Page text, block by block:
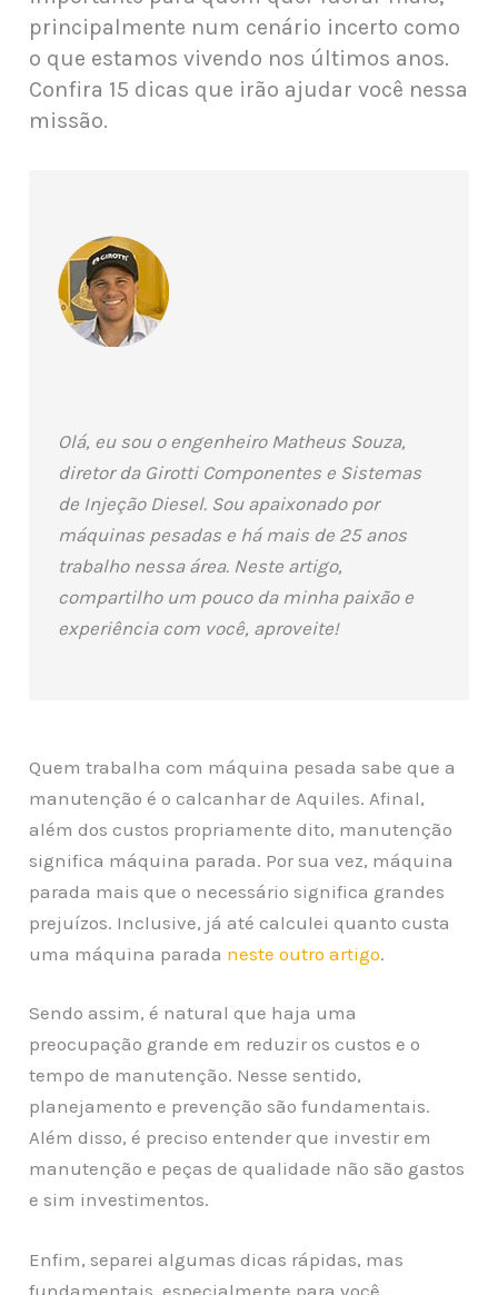
principalmente num cenário incerto como
o que estamos vivendo nos últimos anos.
Confira 15 dicas que irão ajudar você nessa
missão.
Olá, eu sou o engenheiro Matheus Souza,
diretor da Girotti Componentes e Sistemas
de Injeção Diesel. Sou apaixonado por
máquinas pesadas e há mais de 25 anos
trabalho nessa área. Neste artigo,
compartilho um pouco da minha paixão e
experiência com você, aproveite!
Quem trabalha com máquina pesada sabe que a
manutenção é o calcanhar de Aquiles. Afinal,
além dos custos propriamente dito, manutenção
significa máquina parada. Por sua vez, máquina
parada mais que o necessário significa grandes
prejuízos. Inclusive, já até calculei quanto custa
uma máquina parada neste outro artigo.
Sendo assim, é natural que haja uma
preocupação grande em reduzir os custos e o
tempo de manutenção. Nesse sentido,
planejamento e prevenção são fundamentais.
Além disso, é preciso entender que investir em
manutenção e peças de qualidade não são gastos
e sim investimentos.
Enfim, separei algumas dicas rápidas, mas
fundamentais, especialmente para você.